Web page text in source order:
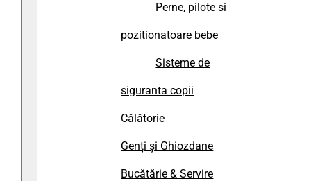
Perne, pilote si
pozitionatoare bebe
Sisteme de
siguranta copii
Călătorie
Genți și Ghiozdane
Bucătărie & Servire